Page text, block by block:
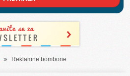
» Reklamne bombone